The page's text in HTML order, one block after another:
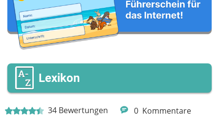
34 Bewertungen 0 Kommentare
Deine Nachricht
Lexikon